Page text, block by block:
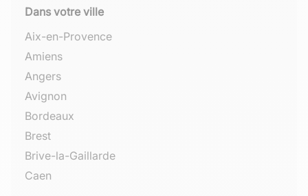
Dans votre ville
Aix-en-Provence
Amiens
Angers
Avignon
Bordeaux
Brest
Brive-la-Gaillarde
Caen